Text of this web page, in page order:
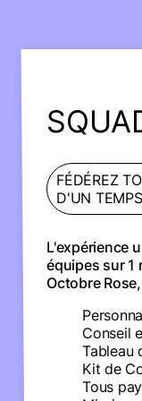
FÉDÉREZ
D'UN
L'expérience
équipes sur 1
Octobre
Conseil
Tableau
Kit de
Tous